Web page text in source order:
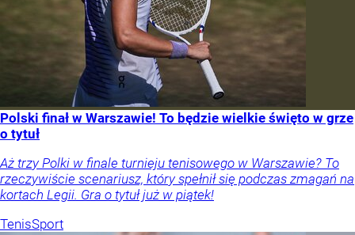
Polski finał w Warszawie! To będzie wielkie święto w grze
o tytuł
Aż trzy Polki w finale turnieju tenisowego w Warszawie? To
rzeczywiście scenariusz, który spełnił się podczas zmagań na
kortach Legii. Gra o tytuł już w piątek!
TenisSport